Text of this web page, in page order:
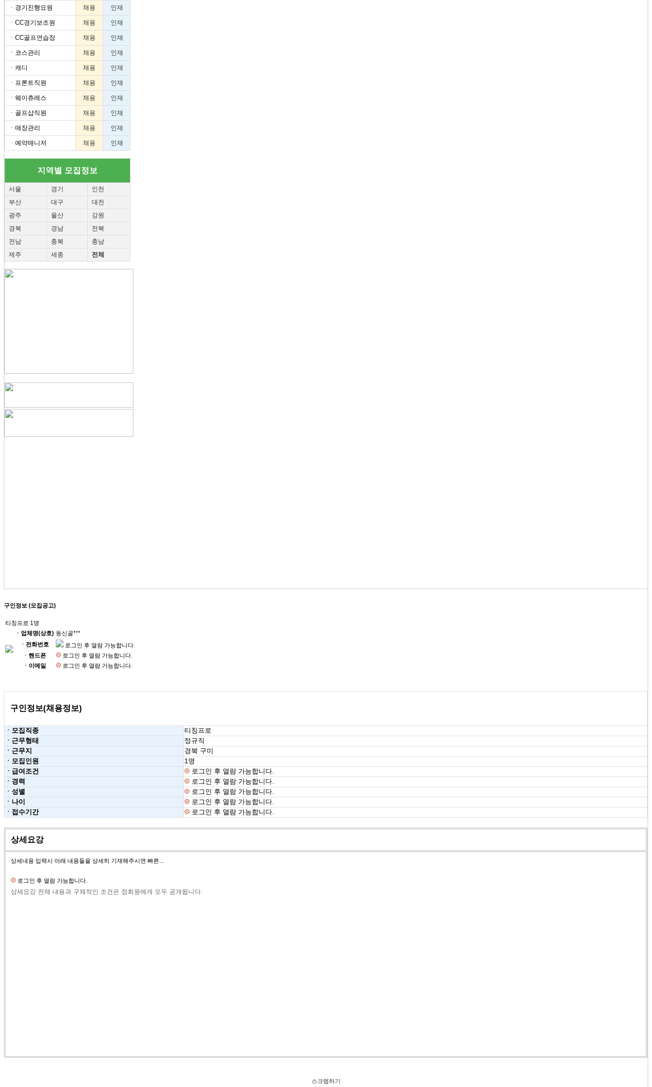
ㆍ 경기진행요원 채용 인재
ㆍ CC경기보조원 채용 인재
ㆍ CC골프연습장 채용 인재
ㆍ 코스관리 채용 인재
ㆍ 캐디 채용 인재
ㆍ 프론트직원 채용 인재
ㆍ 웨이츄레스 채용 인재
ㆍ 골프샵직원 채용 인재
ㆍ 매장관리 채용 인재
ㆍ 예약매니저 채용 인재
지역별 모집정보
서울 경기
인천
부산
대구
대전
광주
울산
강원
경북
경남
전북
전남
충북
충남
제주
세종 전체
구인정보 (모집공고)
티칭프로 1명
ㆍ업체명(상호) 동신골***
ㆍ전화번호
로그인 후 열람 가능합니다.
ㆍ핸드폰
로그인 후 열람 가능합니다.
ㆍ이메일
로그인 후 열람 가능합니다.
구인정보(채용정보)
ㆍ모집직종
티칭프로
ㆍ근무형태
정규직
ㆍ근무지
경북 구미
ㆍ모집인원
1명
ㆍ급여조건
로그인 후 열람 가능합니다.
ㆍ경력
로그인 후 열람 가능합니다.
ㆍ성별
로그인 후 열람 가능합니다.
ㆍ나이
로그인 후 열람 가능합니다.
ㆍ접수기간
로그인 후 열람 가능합니다.
상세요강
상세내용 입력시 아래 내용들을 상세히 기재해주시면 빠른...
로그인 후 열람 가능합니다.
상세요강 전체 내용과 구체적인 조건은 정회원에게 모두 공개됩니다.
스크랩하기